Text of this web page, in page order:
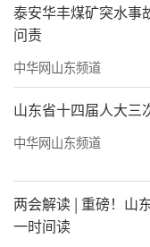
为深入贯
学生假期“看护
的需要，从2025
校内外资源，
参与、家长自
康发展的看护服
动，重点解决城
泰安华丰煤矿突水事
问责
中华网山东频道
山东省十四届人大三
中华网山东频道
两会解读 | 重磅！山
一时间读